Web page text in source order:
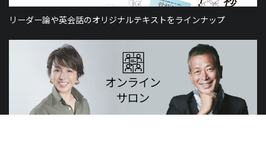
リーダー論や英会話のオリジナルテキストをラインナップ